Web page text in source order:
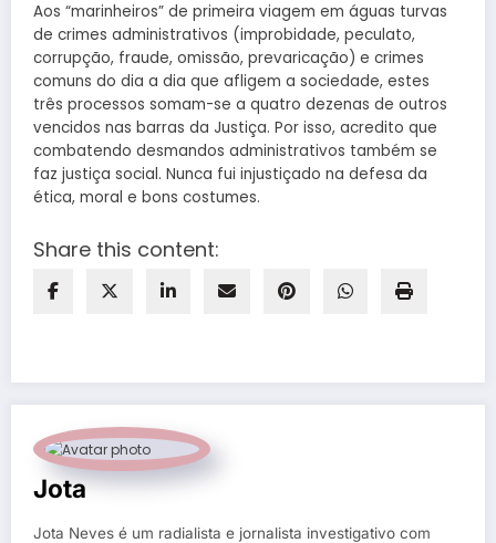
Aos “marinheiros” de primeira viagem em águas turvas
de crimes administrativos (improbidade, peculato,
corrupção, fraude, omissão, prevaricação) e crimes
comuns do dia a dia que afligem a sociedade, estes
três processos somam-se a quatro dezenas de outros
vencidos nas barras da Justiça. Por isso, acredito que
combatendo desmandos administrativos também se
faz justiça social. Nunca fui injustiçado na defesa da
ética, moral e bons costumes.
Share this content:
Jota
Jota Neves é um radialista e jornalista investigativo com